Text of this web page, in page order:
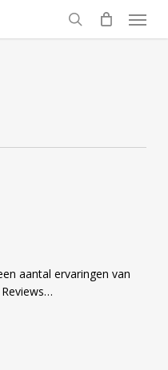
search
Menu
aantal ervaringen van